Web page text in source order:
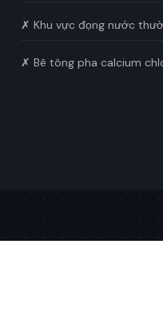
✗ Khu vực đọng nước
✗ Bê tông pha calcium